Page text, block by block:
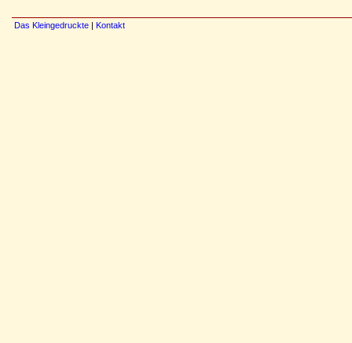
Das Kleingedruckte | Kontakt